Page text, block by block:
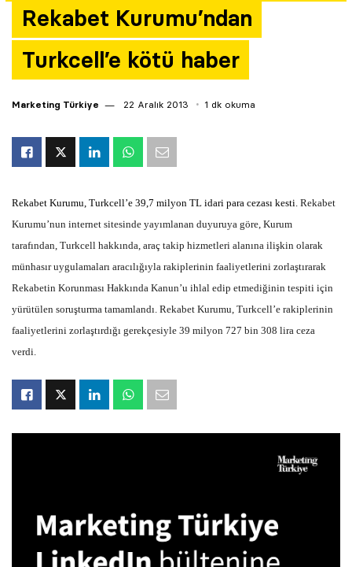
Rekabet Kurumu’ndan
Turkcell’e kötü haber
Marketing Türkiye 22 Aralık 2013 1 dk okuma
Rekabet Kurumu, Turkcell’e 39,7 milyon TL idari para cezası kesti.Rekabet
Kurumu’nun internet sitesinde yayımlanan duyuruya göre, Kurum
tarafından, Turkcell hakkında, araç takip hizmetleri alanına ilişkin olarak
münhasır uygulamaları aracılığıyla rakiplerinin faaliyetlerini zorlaştırarak
Rekabetin Korunması Hakkında Kanun’u ihlal edip etmediğinin tespiti için
yürütülen soruşturma tamamlandı. Rekabet Kurumu, Turkcell’e rakiplerinin
faaliyetlerini zorlaştırdığı gerekçesiyle 39 milyon 727 bin 308 lira ceza
verdi.
Yazarlar
Araştırma